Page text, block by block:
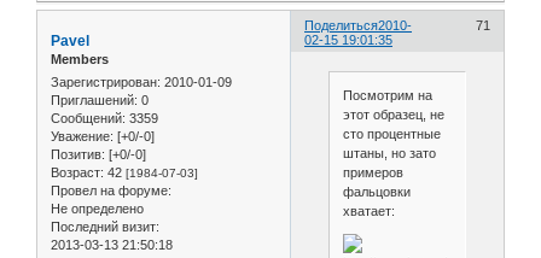
Поделиться 71
2010-
02-15 19:01:35
Pavel
Members
Зарегистрирован: 2010-01-09
Приглашений: 0
Сообщений: 3359
Уважение: [+0/-0]
Позитив: [+0/-0]
Возраст: 42 [1984-07-03]
Провел на форуме:
Не определено
Последний визит:
2013-03-13 21:50:18
Посмотрим на
этот образец, не
сто процентные
штаны, но зато
примеров
фальцовки
хватает: